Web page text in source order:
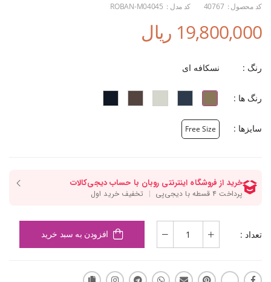
کد محصول : 40767 کد مدل : ROBAN-M04045
19,800,000 ریال
رنگ : نسکافه ای
رنگ ها :
سایزها : Free Size
تعداد : افزودن به سبد خرید